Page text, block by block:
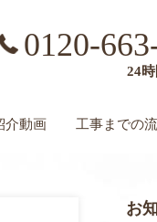
介動画 工事までの
24
0120-
お